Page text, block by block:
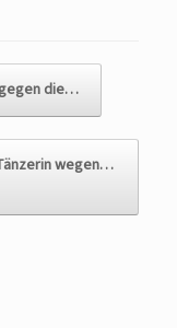
die…
wegen…